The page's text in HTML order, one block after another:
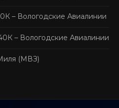
– Вологодские Авиалинии
– Вологодские Авиалинии
(МВЗ)